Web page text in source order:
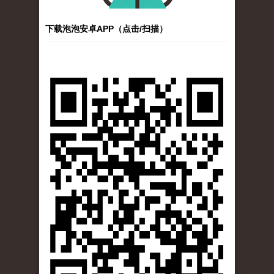
下载泡泡安卓APP（点击/扫描）